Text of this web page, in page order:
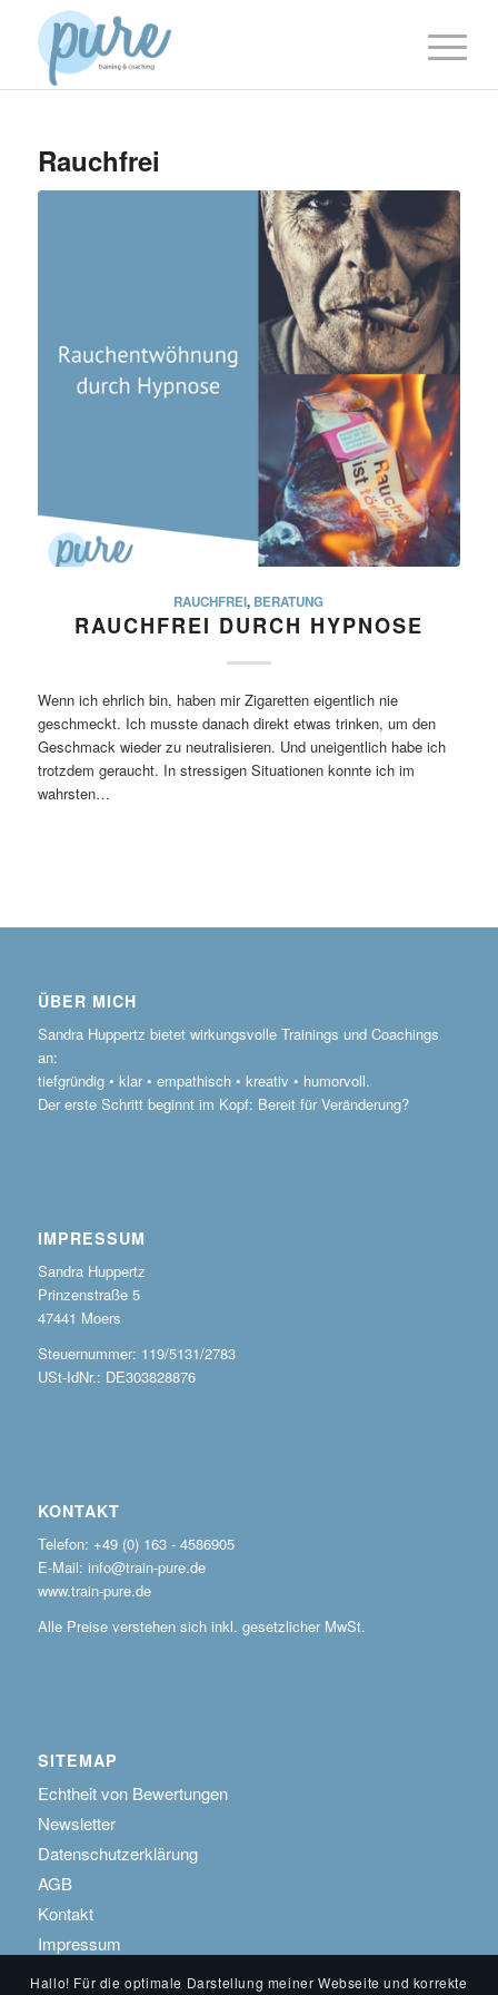
Rauchfrei
RAUCHFREI, BERATUNG
RAUCHFREI DURCH HYPNOSE
Wenn ich ehrlich bin, haben mir Zigaretten eigentlich nie
geschmeckt. Ich musste danach direkt etwas trinken, um den
Geschmack wieder zu neutralisieren. Und uneigentlich habe ich
trotzdem geraucht. In stressigen Situationen konnte ich im
wahrsten…
ÜBER MICH
Sandra Huppertz bietet wirkungsvolle Trainings und Coachings
an:
tiefgründig • klar • empathisch • kreativ • humorvoll.
Der erste Schritt beginnt im Kopf: Bereit für Veränderung?
IMPRESSUM
Sandra Huppertz
Prinzenstraße 5
47441 Moers
Steuernummer: 119/5131/2783
USt-IdNr.: DE303828876
KONTAKT
Telefon: +49 (0) 163 - 4586905
E-Mail: info@train-pure.de
www.train-pure.de
Alle Preise verstehen sich inkl. gesetzlicher MwSt.
SITEMAP
Echtheit von Bewertungen
Newsletter
Datenschutzerklärung
AGB
Kontakt
Impressum
Hallo! Für die optimale Darstellung meiner Webseite und korrekte